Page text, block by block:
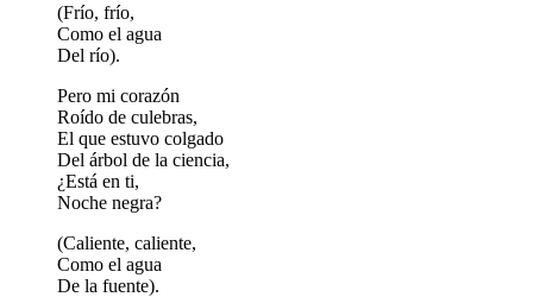
(Frío, frío,
Como el agua
Del río).
Pero mi corazón
Roído de culebras,
El que estuvo colgado
Del árbol de la ciencia,
¿Está en ti,
Noche negra?
(Caliente, caliente,
Como el agua
De la fuente).